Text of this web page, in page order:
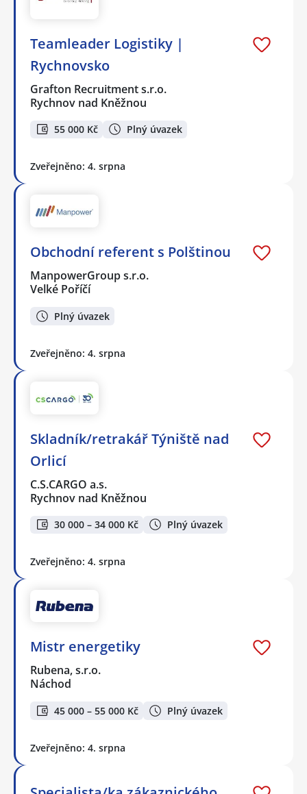
Teamleader Logistiky |
Rychnovsko
Grafton Recruitment s.r.o.
Rychnov nad Kněžnou
55 000 Kč Plný úvazek
Zveřejněno: 4. srpna
Obchodní referent s Polštinou
ManpowerGroup s.r.o.
Velké Poříčí
Plný úvazek
Zveřejněno: 4. srpna
Skladník/retrakář Týniště nad
Orlicí
C.S.CARGO a.s.
Rychnov nad Kněžnou
30 000 – 34 000 Kč Plný úvazek
Zveřejněno: 4. srpna
Mistr energetiky
Rubena, s.r.o.
Náchod
45 000 – 55 000 Kč Plný úvazek
Zveřejněno: 4. srpna